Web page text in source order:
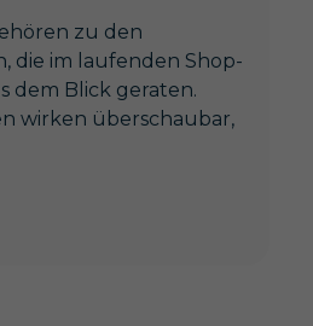
zu den
die im laufenden Shop-
dem Blick geraten.
wirken überschaubar,